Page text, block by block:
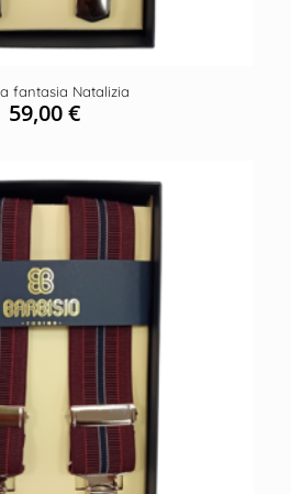
fantasia Natalizia
59,00€